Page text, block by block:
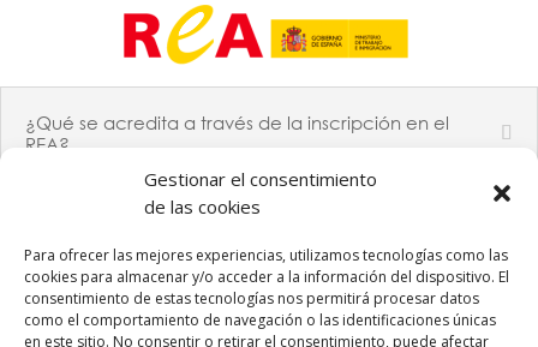
Gestionar el consentimiento
de las cookies
Para ofrecer las mejores experiencias, utilizamos tecnologías como las
cookies para almacenar y/o acceder a la información del dispositivo. El
consentimiento de estas tecnologías nos permitirá procesar datos
como el comportamiento de navegación o las identificaciones únicas
en este sitio. No consentir o retirar el consentimiento, puede afectar
¿Qué se acredita a través de la inscripción en el
REA?
PROGRAMA KIT DIGITAL COFINANCIADO POR LOS FONDOS
NEXT GENERATION (EU) DEL MECANISMO DE RECUPERACIÓN Y
RESILIENCIA